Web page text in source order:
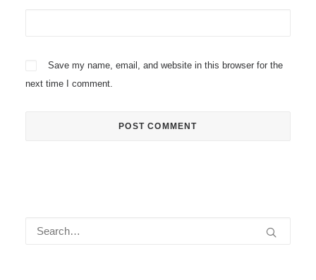
Save my name, email, and website in this browser for the
next time I comment.